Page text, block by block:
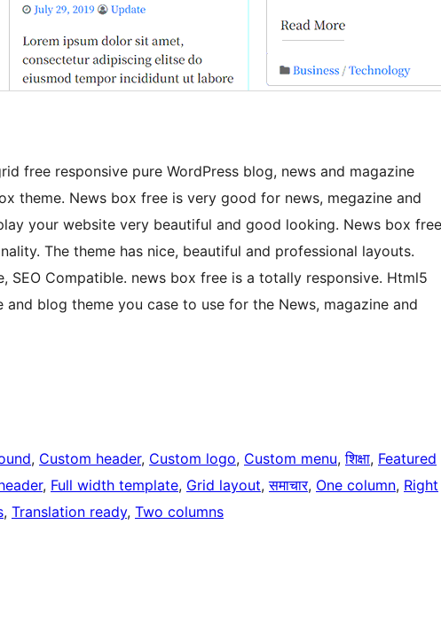
free responsive pure WordPress blog, news and magazine
theme. News box free is very good for news, megazine and
your website very beautiful and good looking. News box free
The theme has nice, beautiful and professional layouts.
SEO Compatible. news box free is a totally responsive. Html5
blog theme you case to use for the News, magazine and
, Custom header, Custom logo, Custom menu, शिक्षा, Featured
, Full width template, Grid layout, समाचार, One column, Right
, Translation ready, Two columns